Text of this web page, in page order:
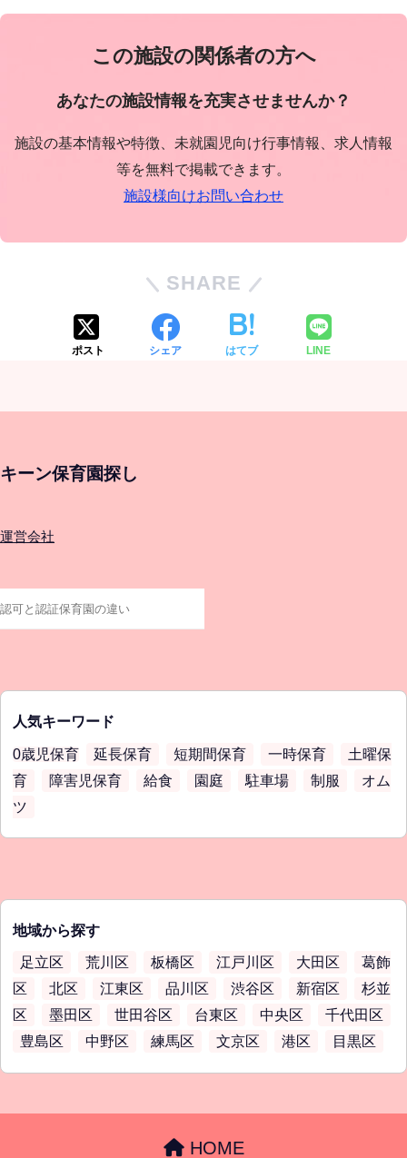
この施設の関係者の方へ
あなたの施設情報を充実させませんか？
施設の基本情報や特徴、未就園児向け行事情報、求人情報
等を無料で掲載できます。
施設様向けお問い合わせ
SHARE
ポスト シェア はてブ LINE
キーン保育園探し
運営会社
人気キーワード
0歳児保育 延長保育 短期間保育 一時保育
土曜保
育
障害児保育 給食 園庭 駐車場 制服
オム
ツ
地域から探す
足立区 荒川区 板橋区 江戸川区 大田区
葛飾
区
北区 江東区 品川区 渋谷区 新宿区
杉並
区
墨田区 世田谷区 台東区 中央区
千代田区
豊島区
中野区 練馬区 文京区 港区 目黒区
HOME